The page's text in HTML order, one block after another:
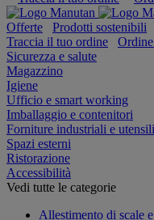
Offerte Prodotti sostenibili
Traccia il tuo ordine
Sicurezza e salute
Magazzino
Igiene
Ufficio e smart working
Imballaggio e contenitori
Forniture industriali e utensili
Spazi esterni
Ristorazione
Accessibilità
Vedi tutte le categorie
Allestimento di scale